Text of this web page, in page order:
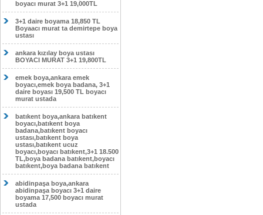
boyacı murat 3+1 19,000TL
3+1 daire boyama 18,850 TL
Boyaacı murat ta demirtepe boya
ustası
ankara kızılay boya ustası
BOYACI MURAT 3+1 19,800TL
emek boya,ankara emek
boyacı,emek boya badana, 3+1
daire boyası 19,500 TL boyacı
murat ustada
batıkent boya,ankara batıkent
boyacı,batıkent boya
badana,batıkent boyacı
ustası,batıkent boya
ustası,batıkent ucuz
boyacı,boyacı batıkent,3+1 18.500
TL,boya badana batıkent,boyacı
batıkent,boya badana batıkent
abidinpaşa boya,ankara
abidinpaşa boyacı 3+1 daire
boyama 17,500 boyacı murat
ustada